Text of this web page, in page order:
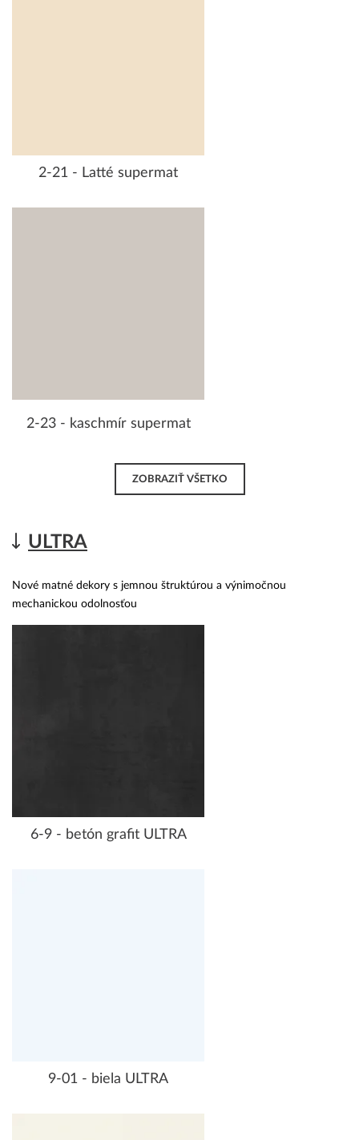
2-21 - Latté supermat
2-23 - kaschmír supermat
ZOBRAZIŤ VŠETKO
ULTRA
Nové matné dekory s jemnou štruktúrou a výnimočnou
mechanickou odolnosťou
6-9 - betón grafit ULTRA
9-01 - biela ULTRA